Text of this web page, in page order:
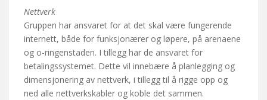
Nettverk
Gruppen har ansvaret for at det skal være fungerende
internett, både for funksjonærer og løpere, på arenaene
og o-ringenstaden. I tillegg har de ansvaret for
betalingssystemet. Dette vil innebære å planlegging og
dimensjonering av nettverk, i tillegg til å rigge opp og
ned alle nettverkskabler og koble det sammen.